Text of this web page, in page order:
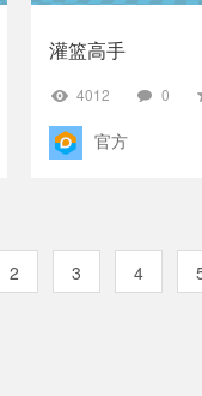
灌篮高手
4012 0
官方
2 3 4